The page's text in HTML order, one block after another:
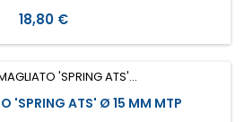
Prezzo
18,80 €
'SPRING ATS' Ø 15 MM MTP